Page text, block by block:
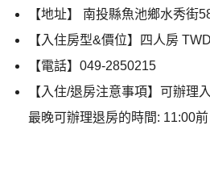
【地址】 南投縣魚池鄉水秀街
【入住房型&價位】四人房
【電話】049-2850215
【入住/退房注意事項】可辦理
最晚可辦理退房的時間: 11:00前